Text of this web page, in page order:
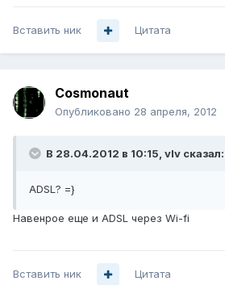
Вставить ник Цитата
Cosmonaut
Опубликовано 28 апреля, 2012
В 28.04.2012 в 10:15, vIv сказал:
ADSL? =}
Навенрое еще и ADSL через Wi-fi
Вставить ник Цитата